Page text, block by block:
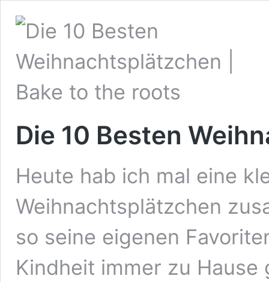
Die 10 Besten
Heute hab ich mal eine
Weihnachtsplätzchen
so seine eigenen
Kindheit immer zu